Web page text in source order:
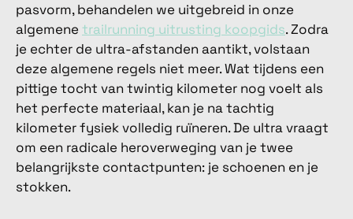
pasvorm, behandelen we uitgebreid in onze
algemenetrailrunning uitrusting koopgids. Zodra
je echter de ultra-afstanden aantikt, volstaan
deze algemene regels niet meer. Wat tijdens een
pittige tocht van twintig kilometer nog voelt als
het perfecte materiaal, kan je na tachtig
kilometer fysiek volledig ruïneren. De ultra vraagt
om een radicale heroverweging van je twee
belangrijkste contactpunten: je schoenen en je
stokken.